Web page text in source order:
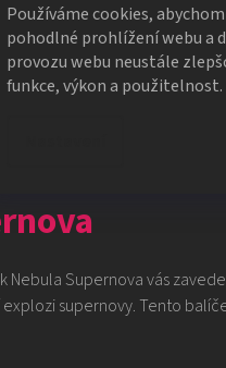
Používáme cookies,
pohodlné prohlížení webu a
provozu webu neustále
funkce, výkon a použitelnost.
Nebula Supernova vás
supernovy. Tento